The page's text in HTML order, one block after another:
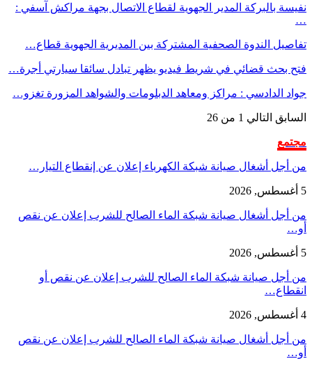
نفيسة بالبركة المدير الجهوية لقطاع الاتصال بجهة مراكش آسفي :
…
تفاصيل الندوة الصحفية المشتركة بين المديرية الجهوية قطاع…
فتح بحث قضائي في شريط فيديو يظهر تبادل سائقا سيارتي أجرة…
جواد الدادسي : مراكز ومعاهد الدبلومات والشواهد المزورة تغزو…
السابق التالي 1 من 26
مجتمع
من أجل أشغال صيانة شبكة الكهرباء إعلان عن إنقطاع التيار…
5 أغسطس, 2026
من أجل أشغال صيانة شبكة الماء الصالح للشرب إعلان عن نقص
أو…
5 أغسطس, 2026
من أجل صيانة شبكة الماء الصالح للشرب إعلان عن نقص أو
انقطاع…
4 أغسطس, 2026
من أجل أشغال صيانة شبكة الماء الصالح للشرب إعلان عن نقص
أو…